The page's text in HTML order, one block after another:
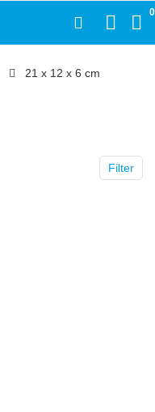
0
‎21 x 12 x 6 cm
Filter